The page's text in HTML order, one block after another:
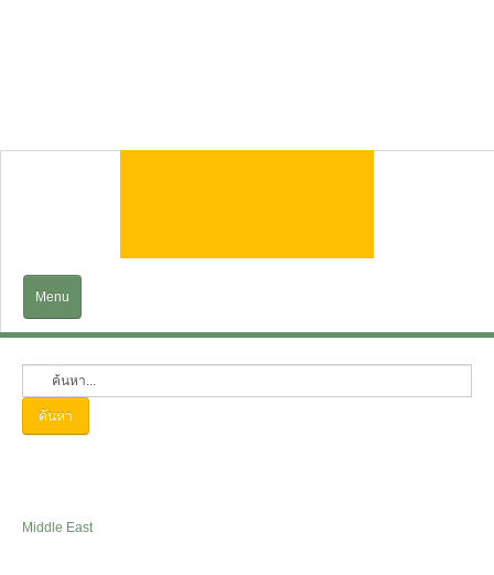
Menu
EXPLORE
Services
ค้นหา
Middle East